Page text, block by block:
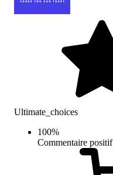
Ultimate_choices
100%
Commentaire positif